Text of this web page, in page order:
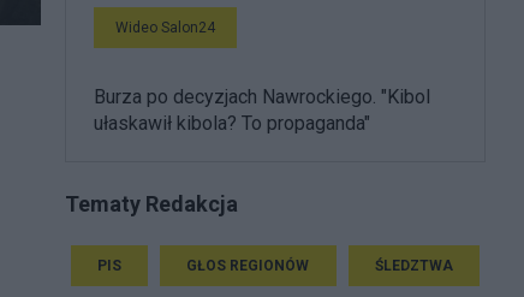
Wideo Salon24
Burza po decyzjach Nawrockiego. "Kibol
ułaskawił kibola? To propaganda"
Tematy Redakcja
PIS GŁOS REGIONÓW ŚLEDZTWA